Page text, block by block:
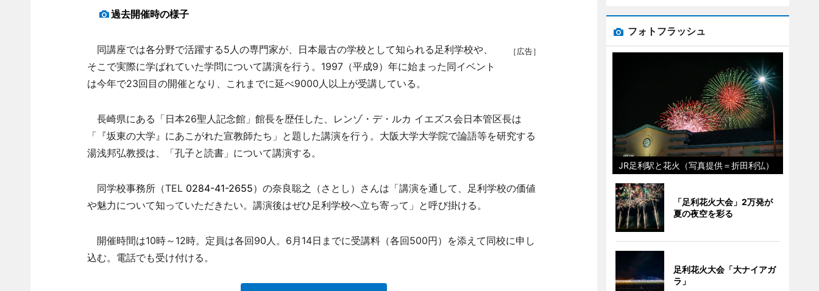
過去開催時の様子
［広告］
同講座では各分野で活躍する5人の専門家が、日本最古の学校として知られる足利学校や、
そこで実際に学ばれていた学問について講演を行う。1997（平成9）年に始まった同イベント
は今年で23回目の開催となり、これまでに延べ9000人以上が受講している。
長崎県にある「日本26聖人記念館」館長を歴任した、レンゾ・デ・ルカ イエズス会日本管区長は
「『坂東の大学』にあこがれた宣教師たち」と題した講演を行う。大阪大学大学院で論語等を研究する
湯浅邦弘教授は、「孔子と読書」について講演する。
同学校事務所（TEL 0284-41-2655）の奈良聡之（さとし）さんは「講演を通して、足利学校の価値
や魅力について知っていただきたい。講演後はぜひ足利学校へ立ち寄って」と呼び掛ける。
開催時間は10時～12時。定員は各回90人。6月14日までに受講料（各回500円）を添えて同校に申し
込む。電話でも受け付ける。
フォトフラッシュ
JR足利駅と花火（写真提供＝折田利弘）
「足利花火大会」2万発が
夏の夜空を彩る
足利花火大会「大ナイアガ
ラ」